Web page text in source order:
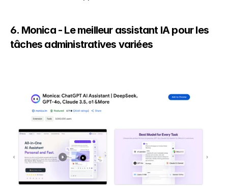
6. Monica - Le meilleur assistant IA pour les
tâches administratives variées